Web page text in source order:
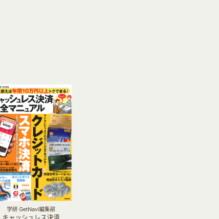
学研 GetNavi編集部
キャッシュレス決済